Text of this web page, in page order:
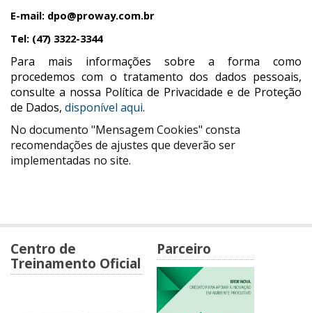
E-mail: dpo@proway.com.br
Tel: (47) 3322-3344
Para mais informações sobre a forma como
procedemos com o tratamento dos dados pessoais,
consulte a nossa Política de Privacidade e de Proteção
de Dados, disponível aqui.
No documento "Mensagem Cookies" consta
recomendações de ajustes que deverão ser
implementadas no site.
Centro de
Treinamento Oficial
Parceiro